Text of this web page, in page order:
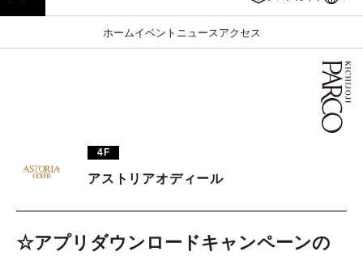
ホームイベント ニュース アクセス
イベント・ポップアップ
ニュース
PARCOメンバーズ
簡体字
한국어
4F
アストリアオディール
☆アプリダウンロードキャンペーンの